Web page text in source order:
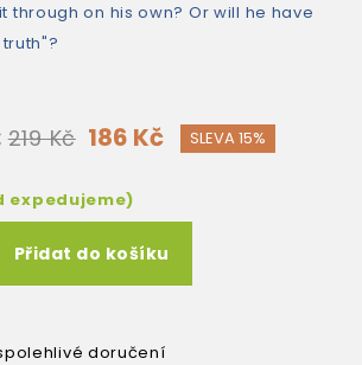
through on his own? Or will he have
219 Kč 186 Kč SLEVA 15%
expedujeme)
Přidat do košíku
doručení